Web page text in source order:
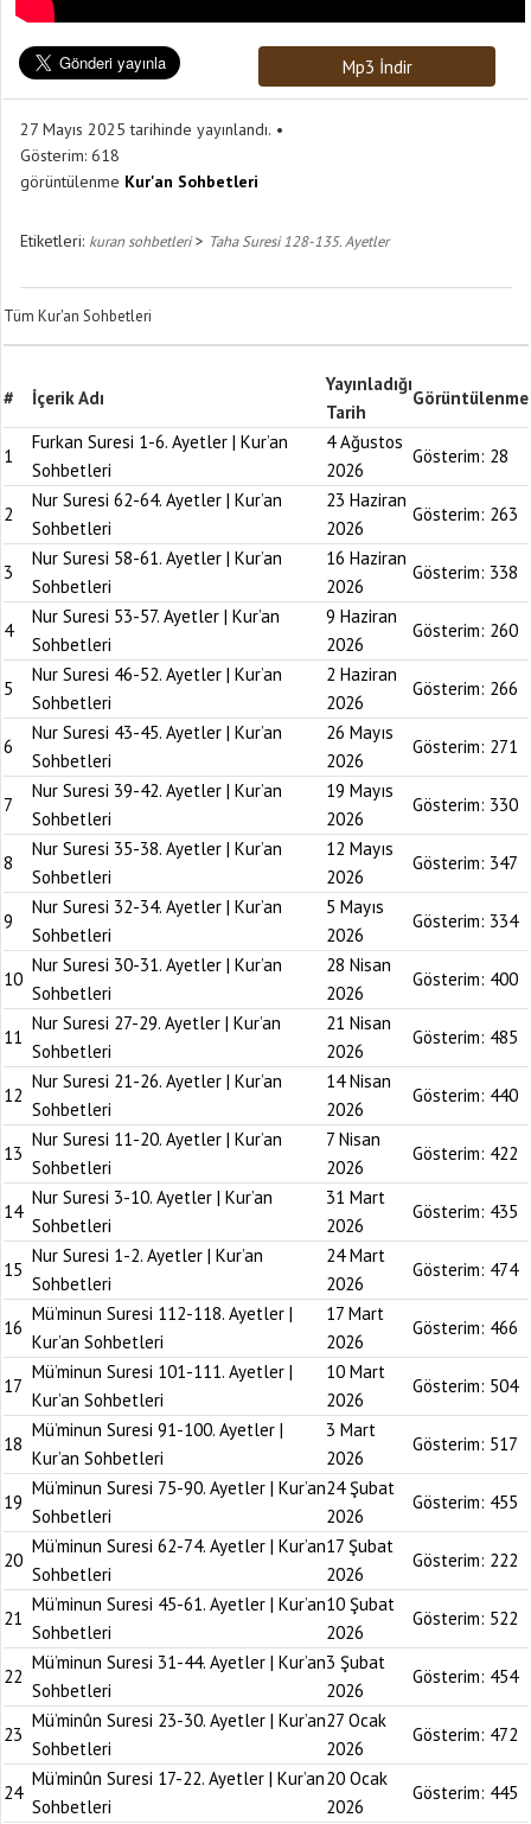
Mp3 İndir
27 Mayıs 2025 tarihinde yayınlandı.
Gösterim: 618
görüntülenme Kur'an Sohbetleri
Etiketleri: kuran sohbetleri> Taha Suresi 128-135. Ayetler
Tüm Kur'an Sohbetleri
# İçerik Adı
Yayınladığı
Tarih
Görüntülenme
1
Furkan Suresi 1-6. Ayetler | Kur’an
Sohbetleri
4 Ağustos
2026
Gösterim: 28
2
Nur Suresi 62-64. Ayetler | Kur’an
Sohbetleri
23 Haziran
2026
Gösterim: 263
3
Nur Suresi 58-61. Ayetler | Kur’an
Sohbetleri
16 Haziran
2026
Gösterim: 338
4
Nur Suresi 53-57. Ayetler | Kur’an
Sohbetleri
9 Haziran
2026
Gösterim: 260
5
Nur Suresi 46-52. Ayetler | Kur’an
Sohbetleri
2 Haziran
2026
Gösterim: 266
6
Nur Suresi 43-45. Ayetler | Kur’an
Sohbetleri
26 Mayıs
2026
Gösterim: 271
7
Nur Suresi 39-42. Ayetler | Kur’an
Sohbetleri
19 Mayıs
2026
Gösterim: 330
8
Nur Suresi 35-38. Ayetler | Kur’an
Sohbetleri
12 Mayıs
2026
Gösterim: 347
9
Nur Suresi 32-34. Ayetler | Kur’an
Sohbetleri
5 Mayıs
2026
Gösterim: 334
10
Nur Suresi 30-31. Ayetler | Kur’an
Sohbetleri
28 Nisan
2026
Gösterim: 400
11
Nur Suresi 27-29. Ayetler | Kur’an
Sohbetleri
21 Nisan
2026
Gösterim: 485
12
Nur Suresi 21-26. Ayetler | Kur’an
Sohbetleri
14 Nisan
2026
Gösterim: 440
13
Nur Suresi 11-20. Ayetler | Kur’an
Sohbetleri
7 Nisan
2026
Gösterim: 422
14
Nur Suresi 3-10. Ayetler | Kur’an
Sohbetleri
31 Mart
2026
Gösterim: 435
15
Nur Suresi 1-2. Ayetler | Kur’an
Sohbetleri
24 Mart
2026
Gösterim: 474
16
Mü’minun Suresi 112-118. Ayetler |
Kur’an Sohbetleri
17 Mart
2026
Gösterim: 466
17
Mü’minun Suresi 101-111. Ayetler |
Kur’an Sohbetleri
10 Mart
2026
Gösterim: 504
18
Mü’minun Suresi 91-100. Ayetler |
Kur’an Sohbetleri
3 Mart
2026
Gösterim: 517
19
Mü’minun Suresi 75-90. Ayetler | Kur’an
Sohbetleri
24 Şubat
2026
Gösterim: 455
20
Mü’minun Suresi 62-74. Ayetler | Kur’an
Sohbetleri
17 Şubat
2026
Gösterim: 222
21
Mü’minun Suresi 45-61. Ayetler | Kur’an
Sohbetleri
10 Şubat
2026
Gösterim: 522
22
Mü’minun Suresi 31-44. Ayetler | Kur’an
Sohbetleri
3 Şubat
2026
Gösterim: 454
23
Mü’minûn Suresi 23-30. Ayetler | Kur’an
Sohbetleri
27 Ocak
2026
Gösterim: 472
24
Mü’minûn Suresi 17-22. Ayetler | Kur’an
Sohbetleri
20 Ocak
2026
Gösterim: 445